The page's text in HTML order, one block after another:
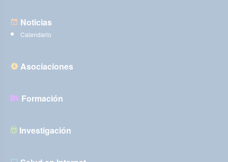
Noticias
Calendario
Asociaciones
Formación
Investigación